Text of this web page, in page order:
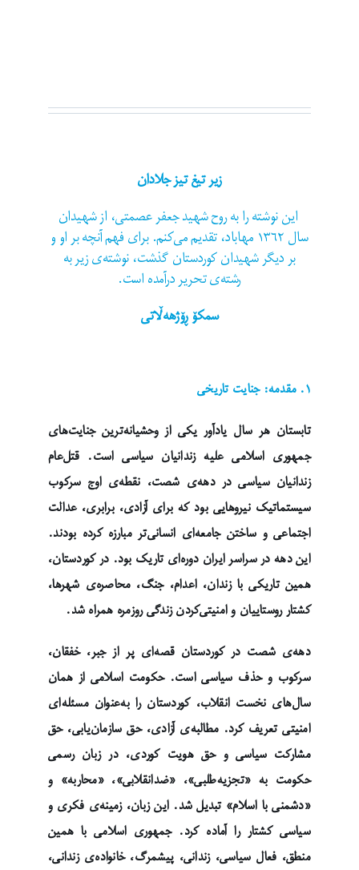
زیر تیغ تیز جلادان
این نوشته را به روح شهید جعفر عصمتی، از شهیدان
سال ۱۳۶۲ مهاباد، تقدیم می‌کنم. برای فهم آنچه بر او و
بر دیگر شهیدان کوردستان گذشت، نوشته‌ی زیر به
رشته‌ی تحریر درآمده است.
سمکۆ ڕۆژهەڵاتی
۱. مقدمه: جنایت تاریخی
تابستان هر سال یادآور یکی از وحشیانه‌ترین جنایت‌های
جمهوری اسلامی علیه زندانیان سیاسی است. قتل‌عام
زندانیان سیاسی در دهه‌ی شصت، نقطه‌ی اوج سرکوب
سیستماتیک نیروهایی بود که برای آزادی، برابری، عدالت
اجتماعی و ساختن جامعه‌ای انسانی‌تر مبارزه کرده بودند.
این دهه در سراسر ایران دوره‌ای تاریک بود. در کوردستان،
همین تاریکی با زندان، اعدام، جنگ، محاصره‌ی شهرها،
کشتار روستاییان و امنیتی‌کردن زندگی روزمره همراه شد.
دهه‌ی شصت در کوردستان قصه‌ای پر از جبر، خفقان،
سرکوب و حذف سیاسی است. حکومت اسلامی از همان
سال‌های نخست انقلاب، کوردستان را به‌عنوان مسئله‌ای
امنیتی تعریف کرد. مطالبه‌ی آزادی، حق سازمان‌یابی، حق
مشارکت سیاسی و حق هویت کوردی، در زبان رسمی
حکومت به «تجزیه‌طلبی»، «ضدانقلابی»، «محاربه» و
«دشمنی با اسلام» تبدیل شد. این زبان، زمینه‌ی فکری و
سیاسی کشتار را آماده کرد. جمهوری اسلامی با همین
منطق، فعال سیاسی، زندانی، پیشمرگ، خانواده‌ی زندانی،